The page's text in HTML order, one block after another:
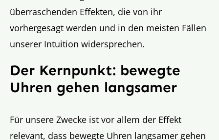
überraschenden Effekten, die von ihr
vorhergesagt werden und in den meisten Fällen
unserer Intuition widersprechen.
Der Kernpunkt: bewegte
Uhren gehen langsamer
Für unsere Zwecke ist vor allem der Effekt
relevant, dass bewegte Uhren langsamer gehen